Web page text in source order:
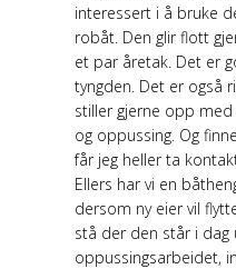
interessert i å bruke
robåt. Den glir flott
et par åretak. Det er
tyngden. Det er også
stiller gjerne opp
og oppussing. Og
får jeg heller ta
Ellers har vi en
dersom ny eier vil
stå der den står i dag
oppussingsarbeidet,